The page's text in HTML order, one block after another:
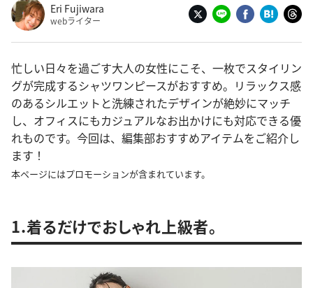
Eri Fujiwara
webライター
忙しい日々を過ごす大人の女性にこそ、一枚でスタイリン
グが完成するシャツワンピースがおすすめ。リラックス感
のあるシルエットと洗練されたデザインが絶妙にマッチ
し、オフィスにもカジュアルなお出かけにも対応できる優
れものです。今回は、編集部おすすめアイテムをご紹介し
ます！
本ページにはプロモーションが含まれています。
1.着るだけでおしゃれ上級者。